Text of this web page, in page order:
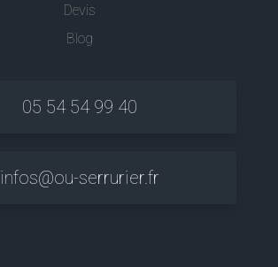
Devis
Blog
05 54 54 99 40
infos@ou-serrurier.fr